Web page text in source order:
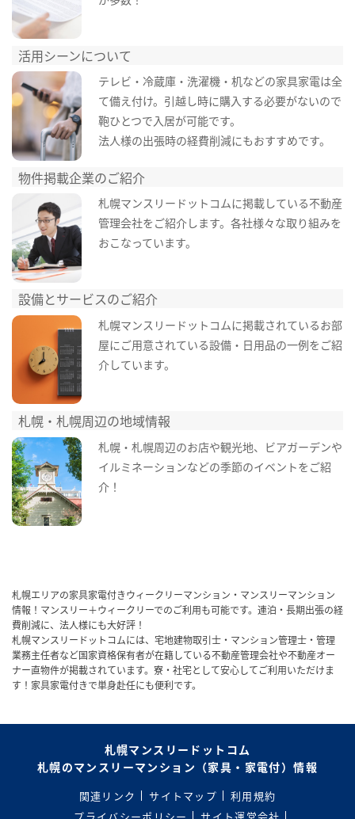
活用シーンについて
テレビ・冷蔵庫・洗濯機・机などの家具家電は全
て備え付け。引越し時に購入する必要がないので
鞄ひとつで入居が可能です。
法人様の出張時の経費削減にもおすすめです。
物件掲載企業のご紹介
札幌マンスリードットコムに掲載している不動産
管理会社をご紹介します。各社様々な取り組みを
おこなっています。
設備とサービスのご紹介
札幌マンスリードットコムに掲載されているお部
屋にご用意されている設備・日用品の一例をご紹
介しています。
札幌・札幌周辺の地域情報
札幌・札幌周辺のお店や観光地、ビアガーデンや
イルミネーションなどの季節のイベントをご紹
介！
札幌エリアの家具家電付きウィークリーマンション・マンスリーマンション
情報！マンスリー＋ウィークリーでのご利用も可能です。連泊・長期出張の経
費削減に、法人様にも大好評！
札幌マンスリードットコムには、宅地建物取引士・マンション管理士・管理
業務主任者など国家資格保有者が在籍している不動産管理会社や不動産オー
ナー直物件が掲載されています。寮・社宅として安心してご利用いただけま
す！家具家電付きで単身赴任にも便利です。
札幌マンスリードットコム
札幌のマンスリーマンション（家具・家電付）情報
関連リンク サイトマップ
利用規約
プライバシーポリシー
サイト運営会社